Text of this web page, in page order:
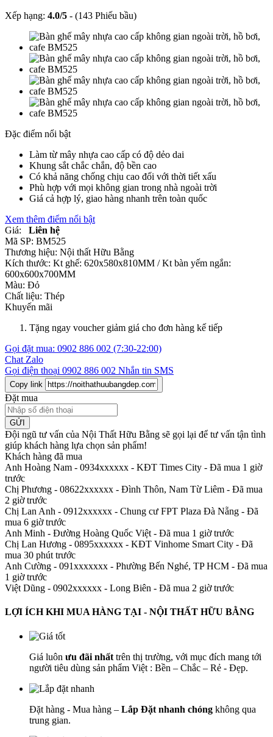
Xếp hạng: 4.0/5 - (143 Phiếu bầu)
Đặc điểm nổi bật
Làm từ mây nhựa cao cấp có độ dẻo dai
Khung sắt chắc chắn, độ bền cao
Có khả năng chống chịu cao đối với thời tiết xấu
Phù hợp với mọi không gian trong nhà ngoài trời
Giá cả hợp lý, giao hàng nhanh trên toàn quốc
Xem thêm điểm nổi bật
Giá:
Liên hệ
Mã SP: BM525
Thương hiệu: Nội thất Hữu Bằng
Kích thước: Kt ghế: 620x580x810MM / Kt bàn yếm ngắn:
600x600x700MM
Màu: Đỏ
Chất liệu: Thép
Khuyến mãi
Tặng ngay voucher giảm giá cho đơn hàng kế tiếp
Gọi đặt mua: 0902 886 002 (7:30-22:00)
Chat Zalo
Gọi điện thoại 0902 886 002 Nhắn tin SMS
Copy link
Đặt mua
GỬI
Đội ngũ tư vấn của Nội Thất Hữu Bằng sẽ gọi lại để tư vấn tận tình
giúp khách hàng lựa chọn sản phẩm!
Khách hàng đã mua
Anh Hoàng Nam - 0934xxxxxx - KĐT Times City - Đã mua 1 giờ
trước
Chị Phương - 08622xxxxxx - Đình Thôn, Nam Từ Liêm - Đã mua
2 giờ trước
Chị Lan Anh - 0912xxxxxx - Chung cư FPT Plaza Đà Nẵng - Đã
mua 6 giờ trước
Anh Minh - Đường Hoàng Quốc Việt - Đã mua 1 giờ trước
Chị Lan Hương - 0895xxxxxx - KĐT Vinhome Smart City - Đã
mua 30 phút trước
Anh Cường - 091xxxxxxx - Phường Bến Nghé, TP HCM - Đã mua
1 giờ trước
Việt Dũng - 0902xxxxxx - Long Biên - Đã mua 2 giờ trước
LỢI ÍCH KHI MUA HÀNG TẠI - NỘI THẤT HỮU BẰNG
Giá luôn ưu đãi nhất trên thị trường, với mục đích mang tới
người tiêu dùng sản phẩm Việt : Bền – Chắc – Rẻ - Đẹp.
Đặt hàng - Mua hàng – Lắp Đặt nhanh chóng không qua
trung gian.